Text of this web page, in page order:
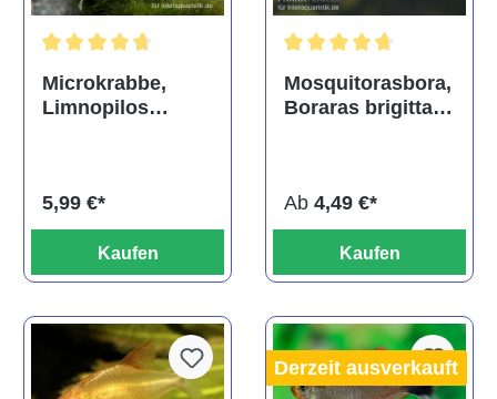
Microkrabbe,
Limnopilos
5,99 €*
Kaufen
Mosquitorasbora,
Boraras brigittae
Ab 4,49 €*
Kaufen
Derzeit ausverkauft